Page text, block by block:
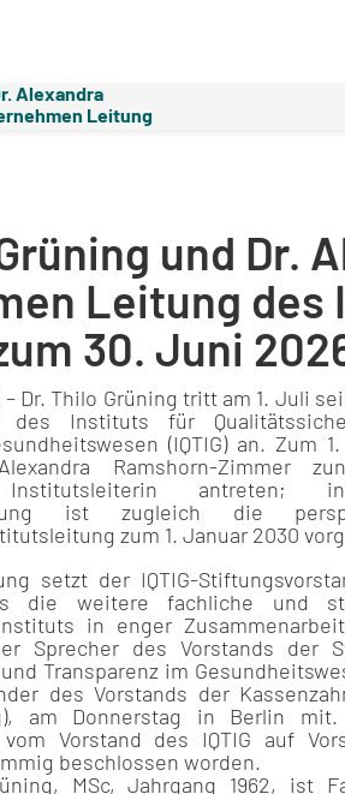
Alexandra
Leitung
und Dr.
Leitung des
30. Juni
– Dr. Thilo Grüning tritt am 1. Juli
Instituts für
(IQTIG) an. Zum
Ramshorn-Zimmer
Institutsleiterin antreten;
ist zugleich die
zum 1. Januar 2030
setzt der IQTIG-
die weitere fachliche und
in enger
Sprecher des Vorstands der
Transparenz im
des Vorstands der
am Donnerstag in Berlin
Vorstand des IQTIG auf
beschlossen worden.
MSc, Jahrgang 1962, ist